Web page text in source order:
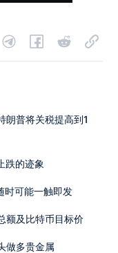
朗普将关税提高到1
跌的迹象
时可能一触即发
额及比特币目标价
做多贵金属